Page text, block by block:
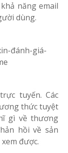
năng email
dùng.
tuyến. Các
thức tuyệt
gì về thương
hồi về sản
được.